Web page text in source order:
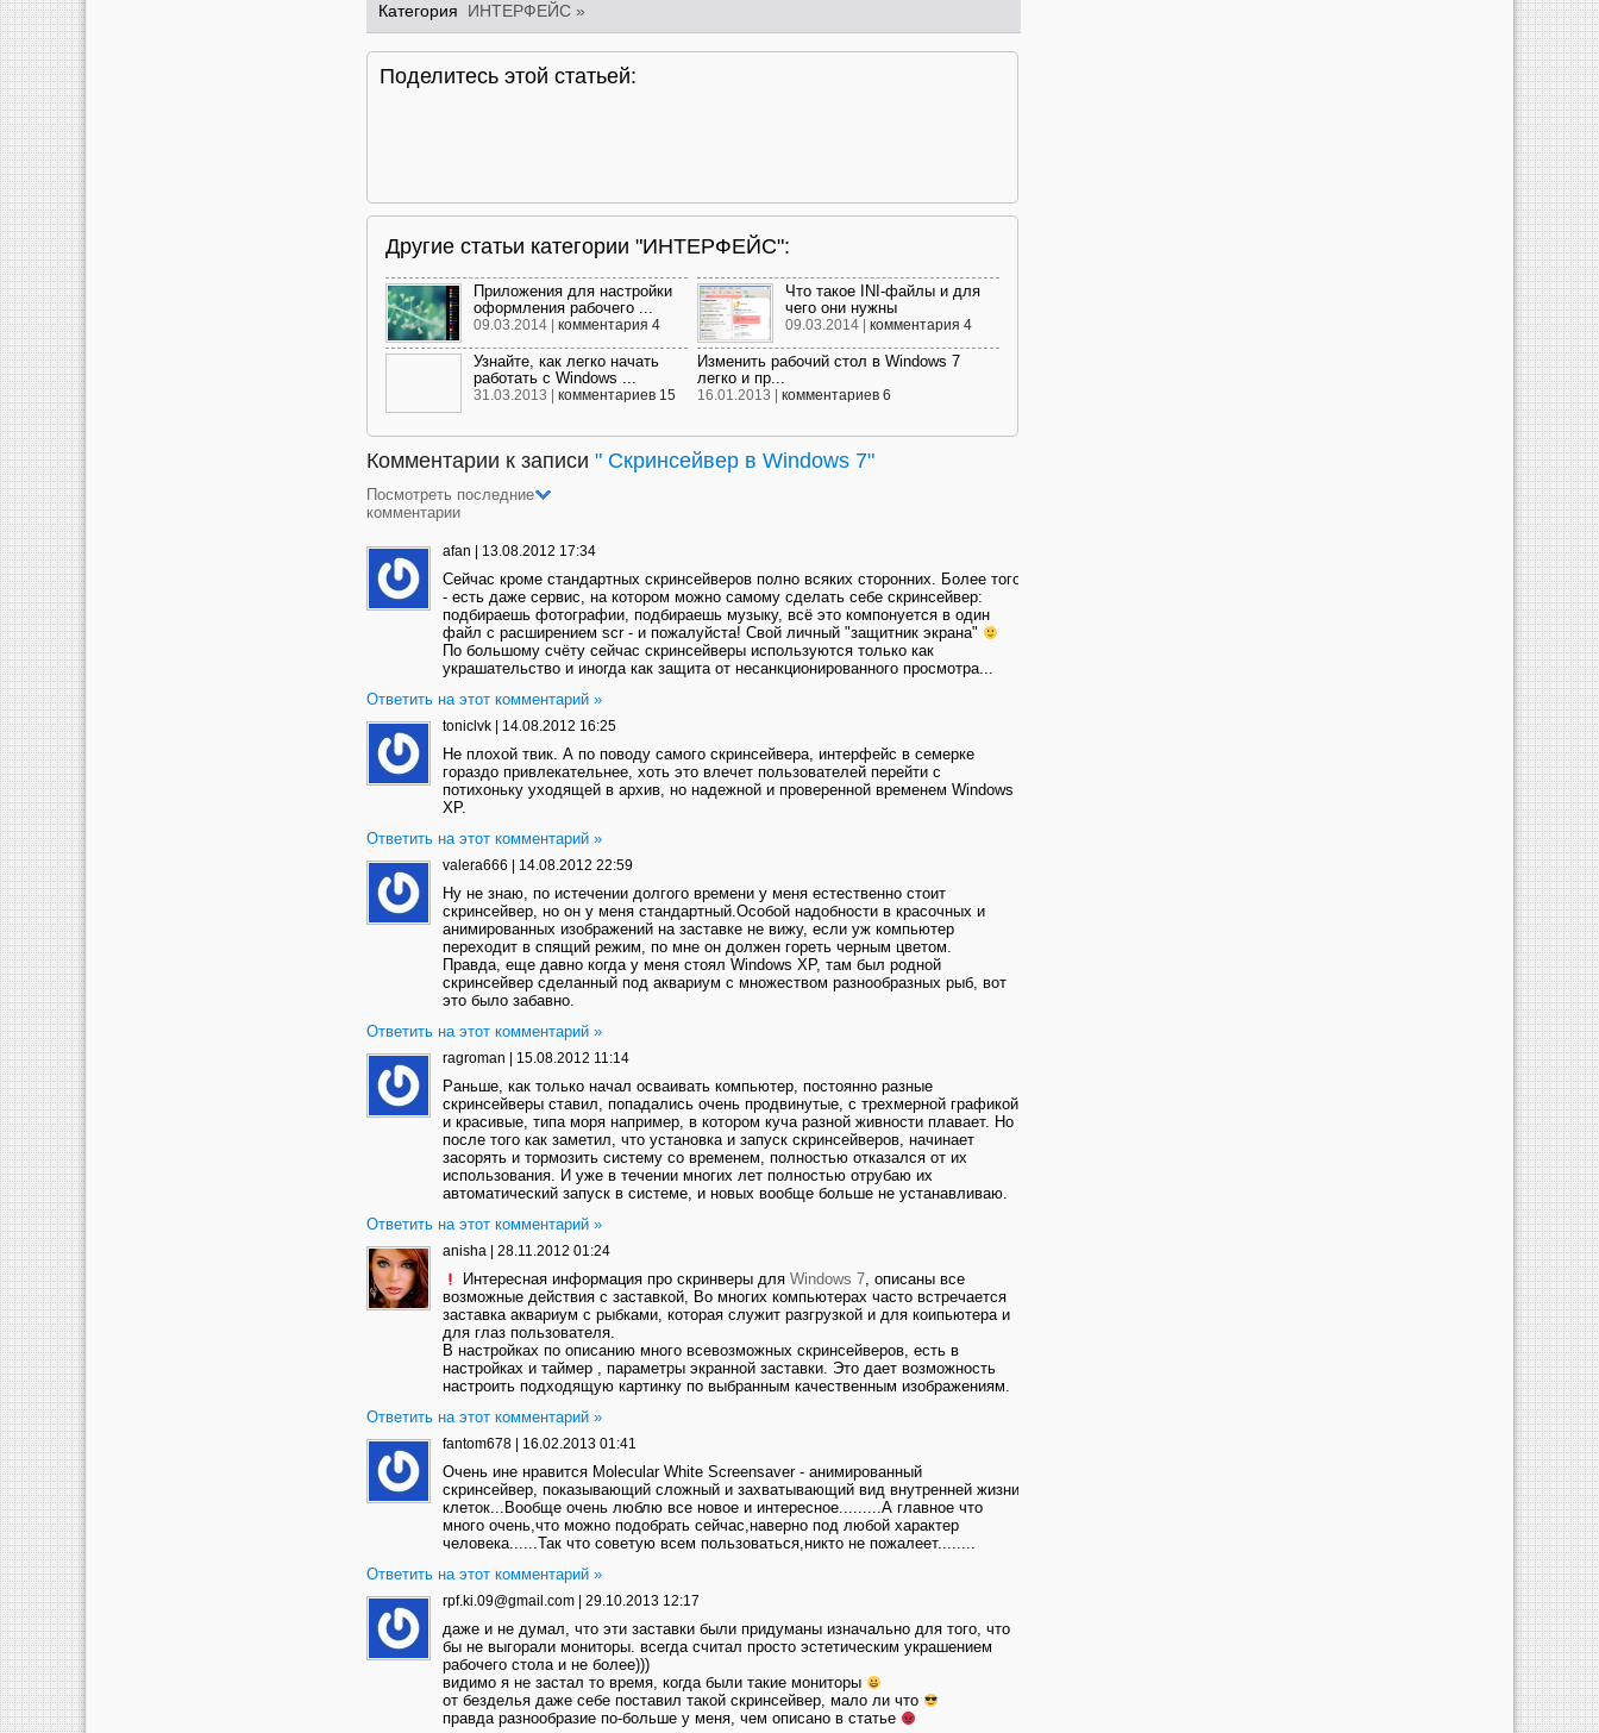
Категория ИНТЕРФЕЙС »
Поделитесь этой статьей:
Другие статьи категории "ИНТЕРФЕЙС":
Приложения для настройки
оформления рабочего ...
09.03.2014 | комментария 4
Что такое INI-файлы и для
чего они нужны
09.03.2014 | комментария 4
Узнайте, как легко начать
работать с Windows ...
31.03.2013 | комментариев 15
Изменить рабочий стол в Windows 7
легко и пр...
16.01.2013 | комментариев 6
Комментарии к записи " Скринсейвер в Windows 7"
Посмотреть последние
комментарии
afan 13.08.2012 17:34
Сейчас кроме стандартных скринсейверов полно всяких сторонних. Более того
- есть даже сервис, на котором можно самому сделать себе скринсейвер:
подбираешь фотографии, подбираешь музыку, всё это компонуется в один
файл с расширением scr - и пожалуйста! Свой личный "защитник экрана"
По большому счёту сейчас скринсейверы используются только как
украшательство и иногда как защита от несанкционированного просмотра...
Ответить на этот комментарий »
toniclvk 14.08.2012 16:25
Не плохой твик. А по поводу самого скринсейвера, интерфейс в семерке
гораздо привлекательнее, хоть это влечет пользователей перейти с
потихоньку уходящей в архив, но надежной и проверенной временем Windows
XP.
Ответить на этот комментарий »
valera666 14.08.2012 22:59
Ну не знаю, по истечении долгого времени у меня естественно стоит
скринсейвер, но он у меня стандартный.Особой надобности в красочных и
анимированных изображений на заставке не вижу, если уж компьютер
переходит в спящий режим, по мне он должен гореть черным цветом.
Правда, еще давно когда у меня стоял Windows XP, там был родной
скринсейвер сделанный под аквариум с множеством разнообразных рыб, вот
это было забавно.
Ответить на этот комментарий »
ragroman 15.08.2012 11:14
Раньше, как только начал осваивать компьютер, постоянно разные
скринсейверы ставил, попадались очень продвинутые, с трехмерной графикой
и красивые, типа моря например, в котором куча разной живности плавает. Но
после того как заметил, что установка и запуск скринсейверов, начинает
засорять и тормозить систему со временем, полностью отказался от их
использования. И уже в течении многих лет полностью отрубаю их
автоматический запуск в системе, и новых вообще больше не устанавливаю.
Ответить на этот комментарий »
anisha 28.11.2012 01:24
Интересная информация про скринверы для Windows 7, описаны все
возможные действия с заставкой, Во многих компьютерах часто встречается
заставка аквариум с рыбками, которая служит разгрузкой и для коипьютера и
для глаз пользователя.
В настройках по описанию много всевозможных скринсейверов, есть в
настройках и таймер , параметры экранной заставки. Это дает возможность
настроить подходящую картинку по выбранным качественным изображениям.
Ответить на этот комментарий »
fantom678 16.02.2013 01:41
Очень ине нравится Molecular White Screensaver - анимированный
скринсейвер, показывающий сложный и захватывающий вид внутренней жизни
клеток...Вообще очень люблю все новое и интересное.........А главное что
много очень,что можно подобрать сейчас,наверно под любой характер
человека......Так что советую всем пользоваться,никто не пожалеет........
Ответить на этот комментарий »
rpf.ki.09@gmail.com 29.10.2013 12:17
даже и не думал, что эти заставки были придуманы изначально для того, что
бы не выгорали мониторы. всегда считал просто эстетическим украшением
рабочего стола и не более)))
видимо я не застал то время, когда были такие мониторы
от безделья даже себе поставил такой скринсейвер, мало ли что
правда разнообразие по-больше у меня, чем описано в статье